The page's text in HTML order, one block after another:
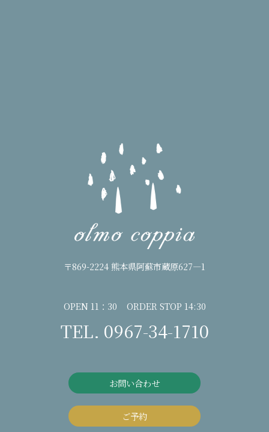
〒869-2224 熊本県阿蘇市蔵原627―1
OPEN 11：30 ORDER STOP 14:30
TEL. 0967-34-1710
お問い合わせ
ご予約